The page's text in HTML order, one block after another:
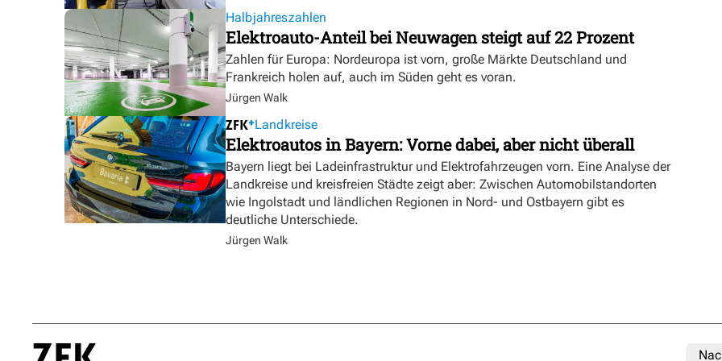
Halbjahreszahlen
Elektroauto-Anteil bei Neuwagen steigt auf 22 Prozent
Zahlen für Europa: Nordeuropa ist vorn, große Märkte Deutschland und
Frankreich holen auf, auch im Süden geht es voran.
Jürgen Walk
Landkreise
Elektroautos in Bayern: Vorne dabei, aber nicht überall
Bayern liegt bei Ladeinfrastruktur und Elektrofahrzeugen vorn. Eine Analyse der
Landkreise und kreisfreien Städte zeigt aber: Zwischen Automobilstandorten
wie Ingolstadt und ländlichen Regionen in Nord- und Ostbayern gibt es
deutliche Unterschiede.
Jürgen Walk